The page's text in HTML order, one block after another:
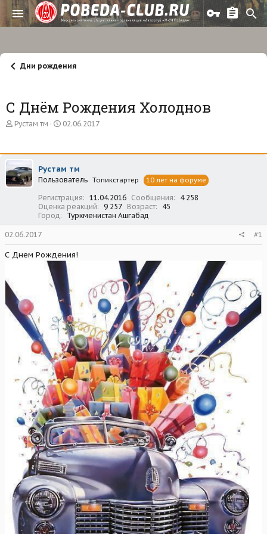
Дни рождения
С Днём Рождения Холоднов
А
о
р
т
е
Рустам тм
Д
а
а
ч
л
а
02.06.2017
Рустам тм
Пользователь Топикстартер 10 лет на форуме
Регистрация 11.04.2016 Сообщения
4 258
Оценка реакций
9 257 Возраст
45
Город
Туркменистан Ашгабад
02.06.2017 #1
С Днем Рождения!